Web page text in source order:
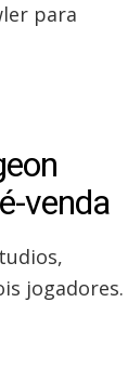
para
venda
jogadores.